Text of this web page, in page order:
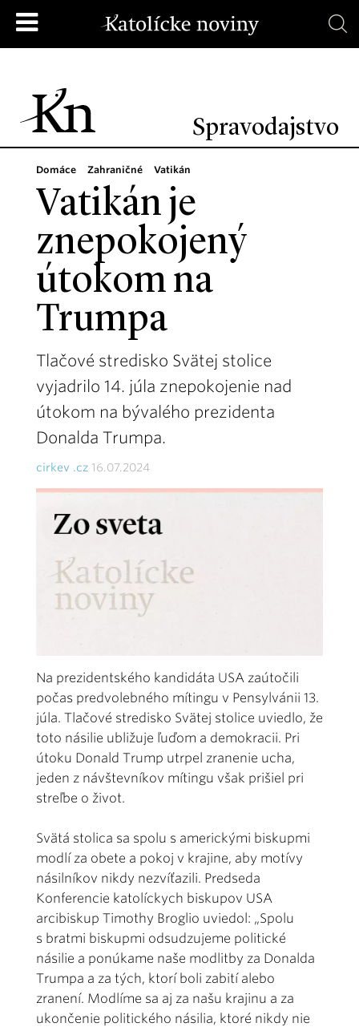
Spravodajstvo
Domáce Zahraničné Vatikán
Vatikán je
znepokojený
útokom na
Trumpa
Tlačové stredisko Svätej stolice
vyjadrilo 14. júla znepokojenie nad
útokom na bývalého prezidenta
Donalda Trumpa.
cirkev .cz 16.07.2024
Na prezidentského kandidáta USA zaútočili
počas predvolebného mítingu v Pensylvánii 13.
júla. Tlačové stredisko Svätej stolice uviedlo, že
toto násilie ubližuje ľuďom a demokracii. Pri
útoku Donald Trump utrpel zranenie ucha,
jeden z návštevníkov mítingu však prišiel pri
streľbe o život.
Svätá stolica sa spolu s americkými biskupmi
modlí za obete a pokoj v krajine, aby motívy
násilníkov nikdy nezvíťazili. Predseda
Konferencie katolíckych biskupov USA
arcibiskup Timothy Broglio uviedol: „Spolu
s bratmi biskupmi odsudzujeme politické
násilie a ponúkame naše modlitby za Donalda
Trumpa a za tých, ktorí boli zabití alebo
zranení. Modlíme sa aj za našu krajinu a za
ukončenie politického násilia, ktoré nikdy nie